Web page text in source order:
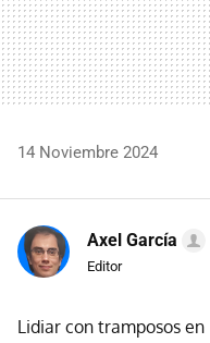
14 Noviembre 2024
Axel García
Editor
Lidiar con tramposos en